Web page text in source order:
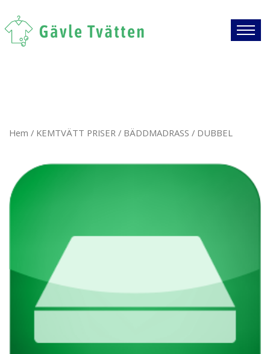
Hem / KEMTVÄTT PRISER / BÄDDMADRASS / DUBBEL